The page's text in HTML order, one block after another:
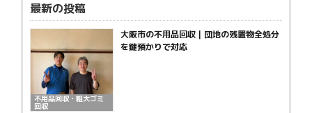
最新の投稿
不用品回収・粗大ゴミ
回収
大阪市の不用品回収｜団地の残置物全処分
を鍵預かりで対応